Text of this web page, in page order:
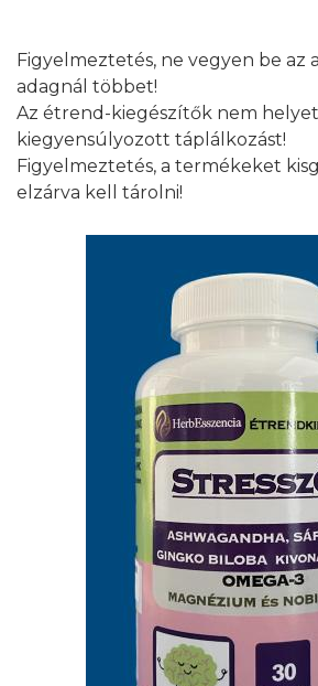
Figyelmeztetés, ne vegyen be az
adagnál többet!
Az étrend-kiegészítők nem
kiegyensúlyozott táplálkozást!
Figyelmeztetés, a termékeket
elzárva kell tárolni!